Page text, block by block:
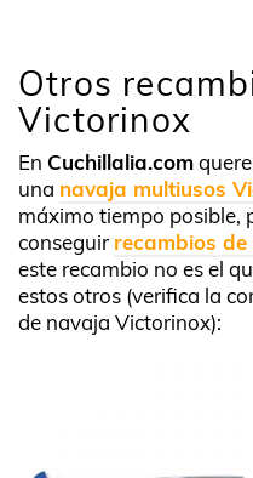
Otros
Victorinox
En Cuchillalia.com
una navaja multiusos
máximo tiempo posible,
conseguir recambios
este recambio no es el
estos otros (verifica la
de navaja Victorinox):